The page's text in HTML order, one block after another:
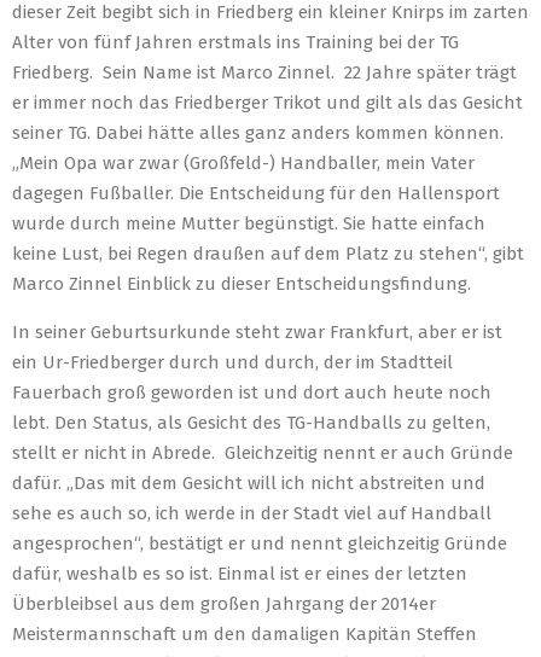
dieser Zeit begibt sich in Friedberg ein kleiner Knirps im zarten
Alter von fünf Jahren erstmals ins Training bei der TG
Friedberg. Sein Name ist Marco Zinnel. 22 Jahre später trägt
er immer noch das Friedberger Trikot und gilt als das Gesicht
seiner TG. Dabei hätte alles ganz anders kommen können.
„Mein Opa war zwar (Großfeld-) Handballer, mein Vater
dagegen Fußballer. Die Entscheidung für den Hallensport
wurde durch meine Mutter begünstigt. Sie hatte einfach
keine Lust, bei Regen draußen auf dem Platz zu stehen“, gibt
Marco Zinnel Einblick zu dieser Entscheidungsfindung.
In seiner Geburtsurkunde steht zwar Frankfurt, aber er ist
ein Ur-Friedberger durch und durch, der im Stadtteil
Fauerbach groß geworden ist und dort auch heute noch
lebt. Den Status, als Gesicht des TG-Handballs zu gelten,
stellt er nicht in Abrede. Gleichzeitig nennt er auch Gründe
dafür. „Das mit dem Gesicht will ich nicht abstreiten und
sehe es auch so, ich werde in der Stadt viel auf Handball
angesprochen“, bestätigt er und nennt gleichzeitig Gründe
dafür, weshalb es so ist. Einmal ist er eines der letzten
Überbleibsel aus dem großen Jahrgang der 2014er
Meistermannschaft um den damaligen Kapitän Steffen